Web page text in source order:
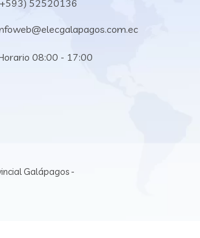
52520136
08:00 - 17:00
Galápagos -